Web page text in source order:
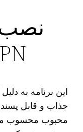
نصب
این برنامه به
جذاب و قابل
محبوب محسوب